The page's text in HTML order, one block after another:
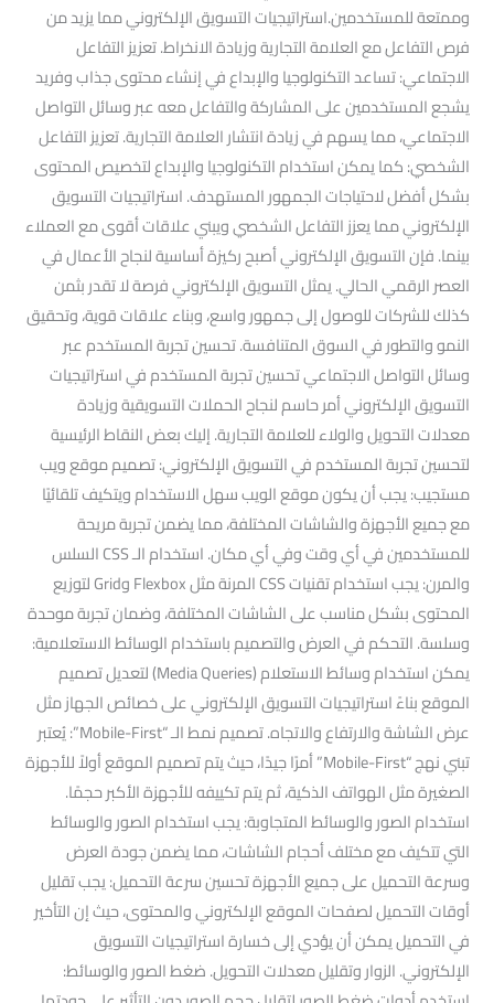
وممتعة للمستخدمين.استراتيجيات التسويق الإلكتروني مما يزيد من
فرص التفاعل مع العلامة التجارية وزيادة الانخراط. تعزيز التفاعل
الاجتماعي: تساعد التكنولوجيا والإبداع في إنشاء محتوى جذاب وفريد
يشجع المستخدمين على المشاركة والتفاعل معه عبر وسائل التواصل
الاجتماعي، مما يسهم في زيادة انتشار العلامة التجارية. تعزيز التفاعل
الشخصي: كما يمكن استخدام التكنولوجيا والإبداع لتخصيص المحتوى
بشكل أفضل لاحتياجات الجمهور المستهدف. استراتيجيات التسويق
الإلكتروني مما يعزز التفاعل الشخصي ويبني علاقات أقوى مع العملاء
بينما. فإن التسويق الإلكتروني أصبح ركيزة أساسية لنجاح الأعمال في
العصر الرقمي الحالي. يمثل التسويق الإلكتروني فرصة لا تقدر بثمن
كذلك للشركات للوصول إلى جمهور واسع، وبناء علاقات قوية، وتحقيق
النمو والتطور في السوق المتنافسة. تحسين تجربة المستخدم عبر
وسائل التواصل الاجتماعي تحسين تجربة المستخدم في استراتيجيات
التسويق الإلكتروني أمر حاسم لنجاح الحملات التسويقية وزيادة
معدلات التحويل والولاء للعلامة التجارية. إليك بعض النقاط الرئيسية
لتحسين تجربة المستخدم في التسويق الإلكتروني: تصميم موقع ويب
مستجيب: يجب أن يكون موقع الويب سهل الاستخدام ويتكيف تلقائيًا
مع جميع الأجهزة والشاشات المختلفة، مما يضمن تجربة مريحة
للمستخدمين في أي وقت وفي أي مكان. استخدام الـ CSS السلس
والمرن: يجب استخدام تقنيات CSS المرنة مثل Flexbox وGrid لتوزيع
المحتوى بشكل مناسب على الشاشات المختلفة، وضمان تجربة موحدة
وسلسة. التحكم في العرض والتصميم باستخدام الوسائط الاستعلامية:
يمكن استخدام وسائط الاستعلام (Media Queries) لتعديل تصميم
الموقع بناءً استراتيجيات التسويق الإلكتروني على خصائص الجهاز مثل
عرض الشاشة والارتفاع والاتجاه. تصميم نمط الـ “Mobile-First”: يُعتبر
تبني نهج “Mobile-First” أمرًا جيدًا، حيث يتم تصميم الموقع أولاً للأجهزة
الصغيرة مثل الهواتف الذكية، ثم يتم تكييفه للأجهزة الأكبر حجمًا.
استخدام الصور والوسائط المتجاوبة: يجب استخدام الصور والوسائط
التي تتكيف مع مختلف أحجام الشاشات، مما يضمن جودة العرض
وسرعة التحميل على جميع الأجهزة تحسين سرعة التحميل: يجب تقليل
أوقات التحميل لصفحات الموقع الإلكتروني والمحتوى، حيث إن التأخير
في التحميل يمكن أن يؤدي إلى خسارة استراتيجيات التسويق
الإلكتروني. الزوار وتقليل معدلات التحويل. ضغط الصور والوسائط: